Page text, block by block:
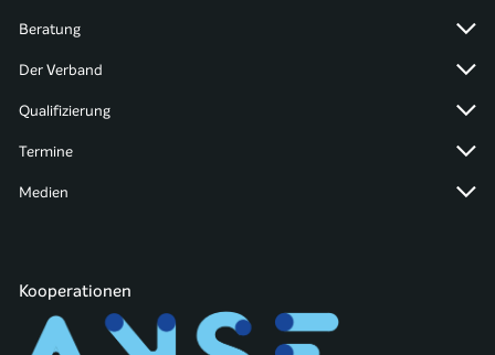
Beratung
Der Verband
Qualifizierung
Termine
Medien
Kooperationen